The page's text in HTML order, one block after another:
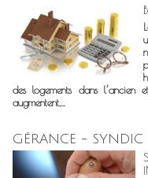
des logements dans
augmentent,...
GÉRANCE - SYNDIC